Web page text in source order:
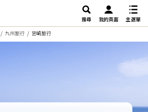
搜尋 我的頁面
主選單
九州旅行 宮崎旅行